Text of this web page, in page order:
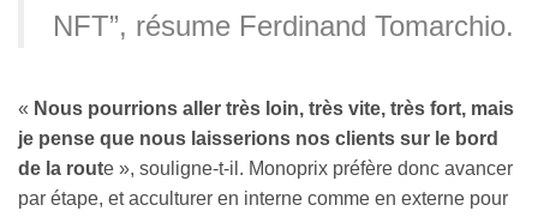
NFT”, résume Ferdinand Tomarchio.
« Nous pourrions aller très loin, très vite, très fort, mais
je pense que nous laisserions nos clients sur le bord
de la route », souligne-t-il. Monoprix préfère donc avancer
par étape, et acculturer en interne comme en externe pour